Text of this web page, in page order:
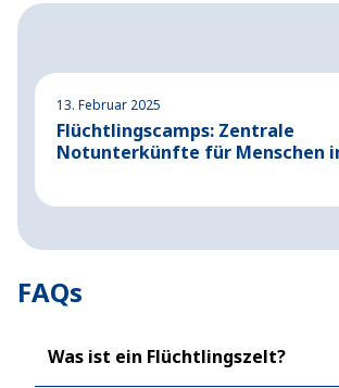
13. Februar 2025
Flüchtlingscamps: Zentrale
Notunterkünfte für Menschen
FAQs
Was ist ein Flüchtlingszelt?